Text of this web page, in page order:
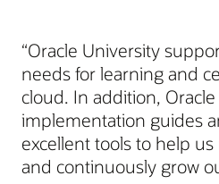
“Oracle University
needs for learning and
cloud. In addition,
implementation guides
excellent tools to help
and continuously grow